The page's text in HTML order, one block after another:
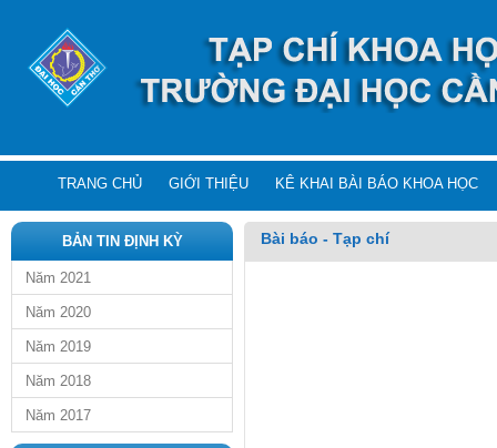
TRANG CHỦ GIỚI THIỆU KÊ KHAI BÀI BÁO KHOA HỌC
BẢN TIN ĐỊNH KỲ
Năm 2021
Năm 2020
Năm 2019
Năm 2018
Năm 2017
Bài báo - Tạp chí